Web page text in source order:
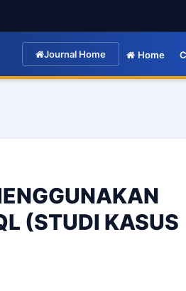
Journal Home Home
(STUDI KASUS